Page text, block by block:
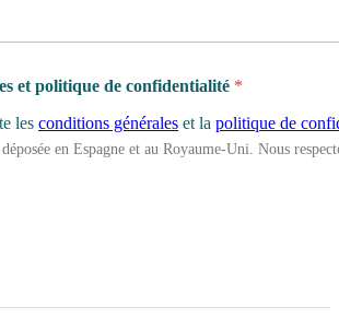
et politique de confidentialité *
les conditions générales et la politique de
en Espagne et au Royaume-Uni. Nous